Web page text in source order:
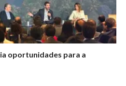
oportunidades para a